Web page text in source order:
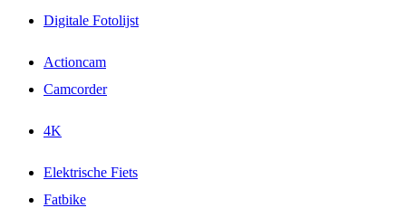
Digitale Fotolijst
Actioncam
Camcorder
4K
Elektrische Fiets
Fatbike